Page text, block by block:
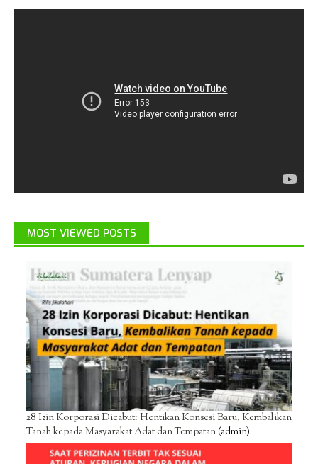
MOST VIEWED POSTS
28 Izin Korporasi Dicabut: Hentikan Konsesi Baru, Kembalikan
Tanah kepada Masyarakat Adat dan Tempatan(admin)